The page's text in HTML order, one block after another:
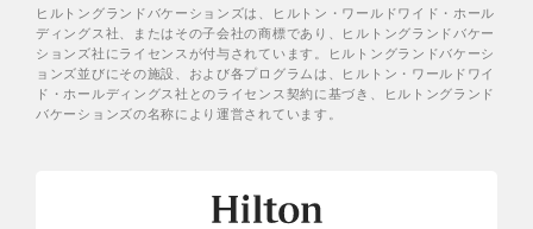
ヒルトングランドバケーションズは、ヒルトン・ワールドワイド・ホール
ディングス社、またはその子会社の商標であり、ヒルトングランドバケー
ションズ社にライセンスが付与されています。ヒルトングランドバケーシ
ョンズ並びにその施設、および各プログラムは、ヒルトン・ワールドワイ
ド・ホールディングス社とのライセンス契約に基づき、ヒルトングランド
バケーションズの名称により運営されています。